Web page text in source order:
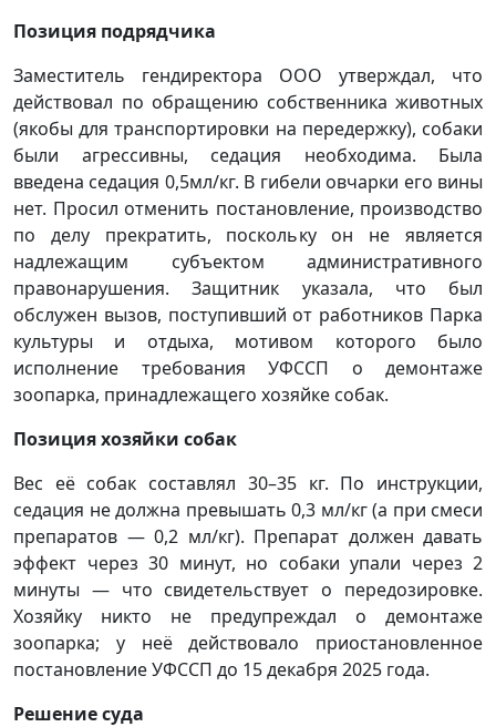
Позиция подрядчика
Заместитель гендиректора ООО утверждал, что
действовал по обращению собственника животных
(якобы для транспортировки на передержку), собаки
были агрессивны, седация необходима. Была
введена седация 0,5мл/кг. В гибели овчарки его вины
нет. Просил отменить постановление, производство
по делу прекратить, поскольку он не является
надлежащим субъектом административного
правонарушения. Защитник указала, что был
обслужен вызов, поступивший от работников Парка
культуры и отдыха, мотивом которого было
исполнение требования УФССП о демонтаже
зоопарка, принадлежащего хозяйке собак.
Позиция хозяйки собак
Вес её собак составлял 30–35 кг. По инструкции,
седация не должна превышать 0,3 мл/кг (а при смеси
препаратов — 0,2 мл/кг). Препарат должен давать
эффект через 30 минут, но собаки упали через 2
минуты — что свидетельствует о передозировке.
Хозяйку никто не предупреждал о демонтаже
зоопарка; у неё действовало приостановленное
постановление УФССП до 15 декабря 2025 года.
Решение суда